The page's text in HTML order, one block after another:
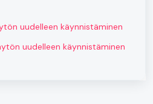
uudelleen käynnistäminen
uudelleen käynnistäminen